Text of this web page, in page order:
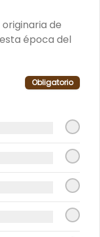
famosos jugos de
de 490 ml.
famosa bebida de
de
época del
Obligatorio